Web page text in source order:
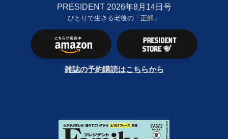
PRESIDENT 2026年8月14日号
ひとりで生きる老後の「正解」
雑誌の予約購読はこちらから